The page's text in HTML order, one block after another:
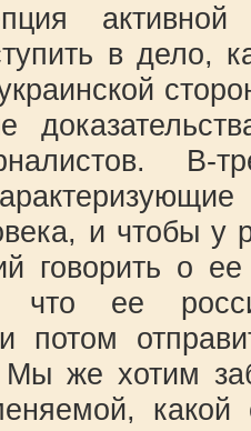
активной
в дело,
В-
и чтобы у
говорить о
что ее
потом
же хотим